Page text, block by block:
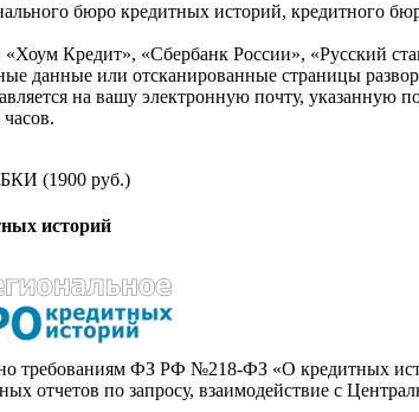
бюро кредитных историй, кредитного
Кредит», «Сбербанк России», «Русский
данные или отсканированные страницы
на вашу электронную почту, указанную
(1900 руб.)
историй
требованиям ФЗ РФ №218-ФЗ «О кредитных
отчетов по запросу, взаимодействие с